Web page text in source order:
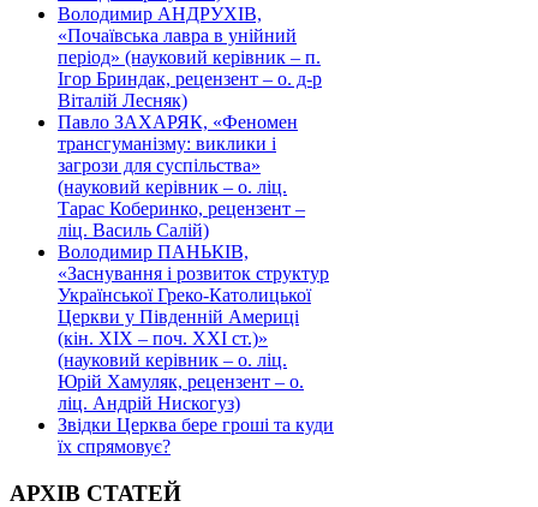
Володимир АНДРУХІВ,
«Почаївська лавра в унійний
період» (науковий керівник – п.
Ігор Бриндак, рецензент – о. д-р
Віталій Лесняк)
Павло ЗАХАРЯК, «Феномен
трансгуманізму: виклики і
загрози для суспільства»
(науковий керівник – о. ліц.
Тарас Коберинко, рецензент –
ліц. Василь Салій)
Володимир ПАНЬКІВ,
«Заснування і розвиток структур
Української Греко-Католицької
Церкви у Південній Америці
(кін. ХІХ – поч. ХХІ ст.)»
(науковий керівник – о. ліц.
Юрій Хамуляк, рецензент – о.
ліц. Андрій Нискогуз)
Звідки Церква бере гроші та куди
їх спрямовує?
АРХІВ СТАТЕЙ